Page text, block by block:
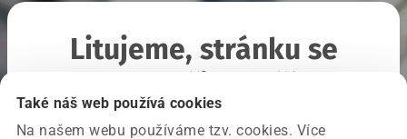
Také náš web používá cookies
Na našem webu používáme tzv. cookies. Více
Litujeme, stránku se